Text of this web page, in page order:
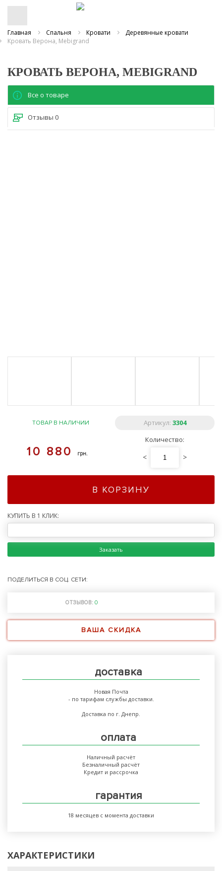
Главная Спальня Кровати
Деревянные кровати
Кровать Верона, Mebigrand
КРОВАТЬ ВЕРОНА, MEBIGRAND
Все о товаре
Отзывы 0
ТОВАР В НАЛИЧИИ Артикул: 3304
10 880 грн.
Количество:
< >
В КОРЗИНУ
КУПИТЬ В 1 КЛИК:
Заказать
ПОДЕЛИТЬСЯ В СОЦ. СЕТИ:
ОТЗЫВОВ: 0
ВАША СКИДКА
доставка
Новая Почта
- по тарифам службы доставки.
Доставка по г. Днепр.
оплата
Наличный расчёт
Безналичный расчёт
Кредит и рассрочка
гарантия
18 месяцев с момента доставки
ХАРАКТЕРИСТИКИ